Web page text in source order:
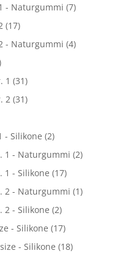
- Naturgummi (7)
(17)
- Naturgummi (4)
1 (31)
2 (31)
- Silikone (2)
1 - Naturgummi (2)
1 - Silikone (17)
2 - Naturgummi (1)
2 - Silikone (2)
- Silikone (17)
- Silikone (18)